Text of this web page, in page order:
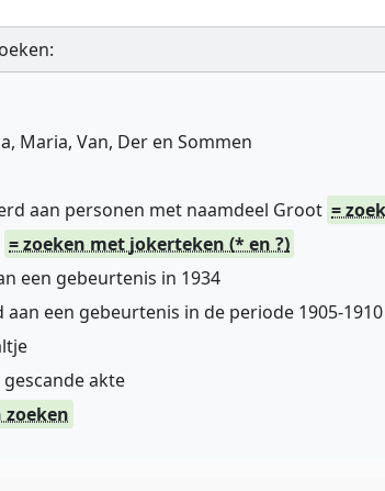
Maria, Van, Der en Sommen
aan personen met naamdeel Groot =
= zoeken met jokerteken (* en ?)
een gebeurtenis in 1934
een gebeurtenis in de periode 1905-1910
akte
zoeken